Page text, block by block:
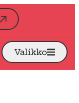
Avaa
Valikko